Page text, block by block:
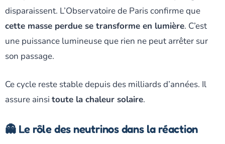
disparaissent. L’Observatoire de Paris confirme que
cette masse perdue se transforme en lumière. C’est
une puissance lumineuse que rien ne peut arrêter sur
son passage.
Ce cycle reste stable depuis des milliards d’années. Il
assure ainsi toute la chaleur solaire.
👻 Le rôle des neutrinos dans la réaction